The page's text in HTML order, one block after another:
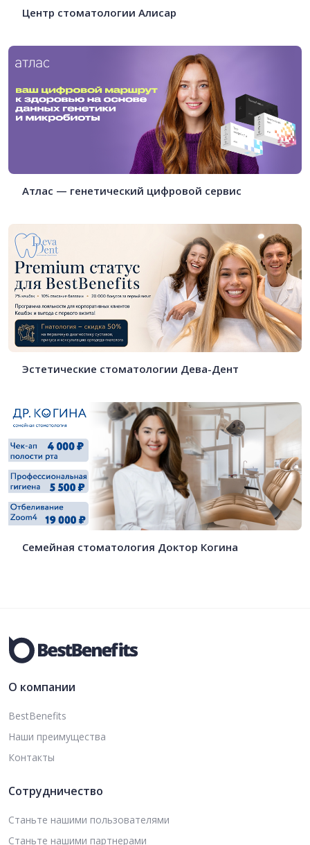
Центр стоматологии Алисар
Атлас — генетический цифровой сервис
Эстетические стоматологии Дева-Дент
Семейная стоматология Доктор Когина
О компании
BestBenefits
Наши преимущества
Контакты
Сотрудничество
Станьте нашими пользователями
Станьте нашими партнерами